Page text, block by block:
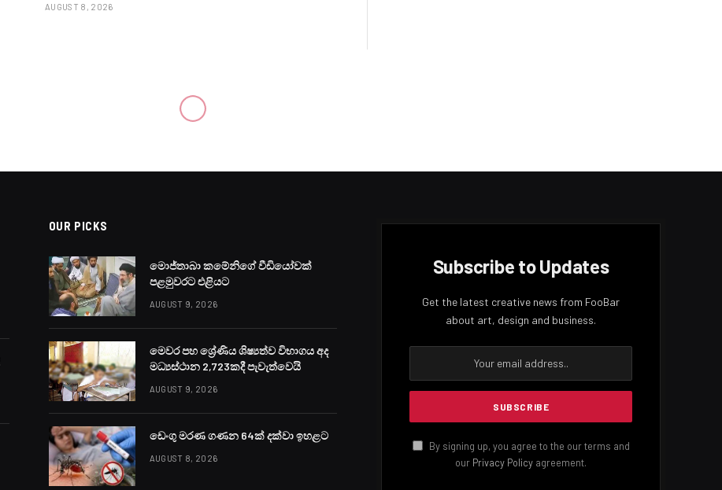
AUGUST 8, 2026
OUR PICKS
මොජ්තාබා කමේනිගේ වීඩියෝවක්
පළමුවරට එළියට
AUGUST 9, 2026
මෙවර පහ ශ්‍රේණිය ශිෂ්‍යත්ව විභාගය අද
මධ්‍යස්ථාන 2,723කදී පැවැත්වෙයි
AUGUST 9, 2026
ඩෙංගු මරණ ගණන 64ක් දක්වා ඉහළට
AUGUST 8, 2026
Subscribe to Updates
Get the latest creative news from FooBar
about art, design and business.
By signing up, you agree to the our terms and
our Privacy Policy agreement.